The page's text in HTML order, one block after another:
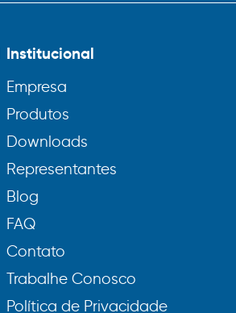
Institucional
Empresa
Produtos
Downloads
Representantes
Blog
FAQ
Contato
Trabalhe Conosco
Política de Privacidade